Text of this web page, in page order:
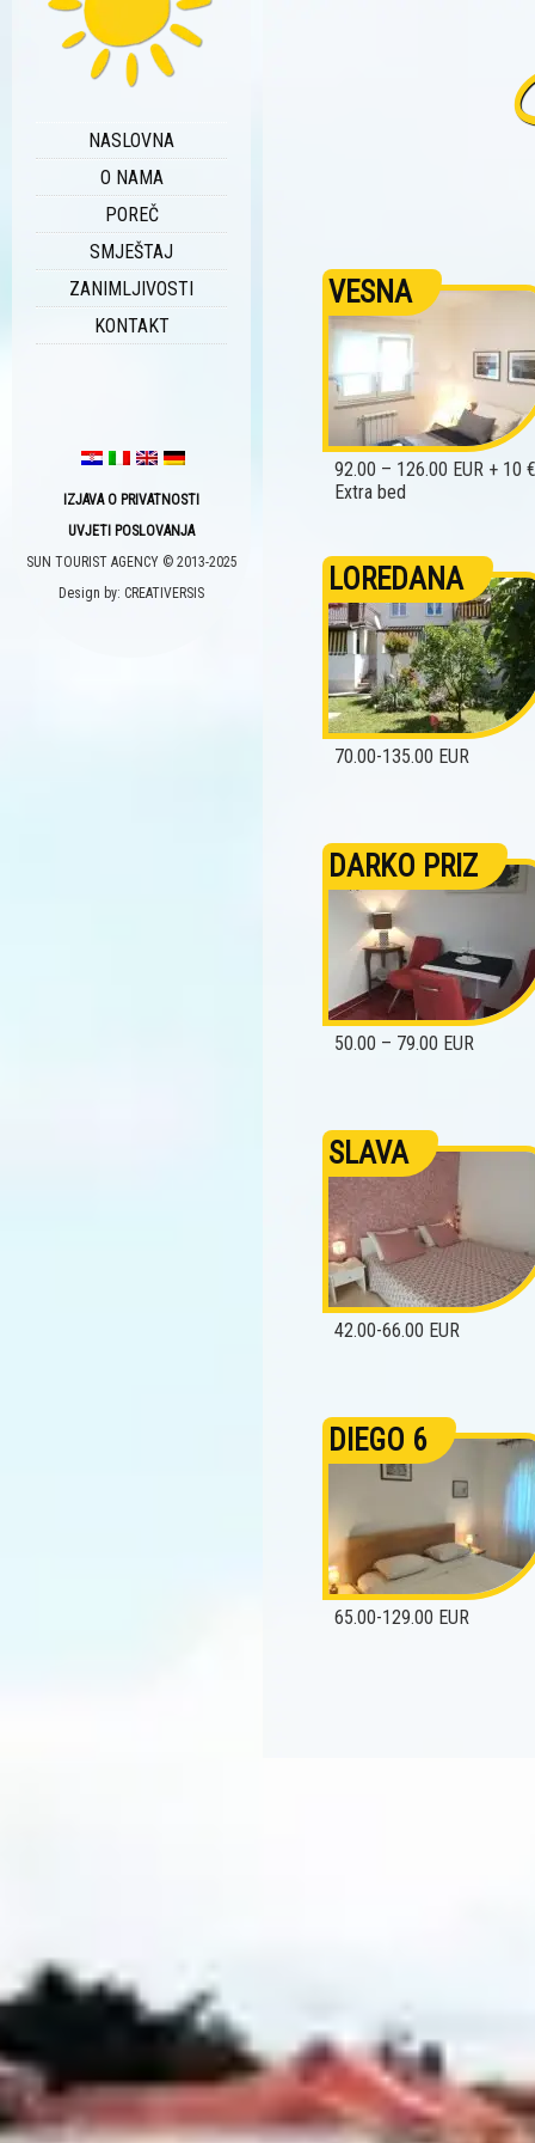
NASLOVNA
O NAMA
POREČ
SMJEŠTAJ
ZANIMLJIVOSTI
KONTAKT
IZJAVA O PRIVATNOSTI
UVJETI POSLOVANJA
SUN TOURIST AGENCY © 2013-2025
Design by: CREATIVERSIS
VESNA
92.00 – 126.00 EUR + 10 €
Extra bed
LOREDANA
70.00-135.00 EUR
DARKO PRIZ
50.00 – 79.00 EUR
SLAVA
42.00-66.00 EUR
DIEGO 6
65.00-129.00 EUR